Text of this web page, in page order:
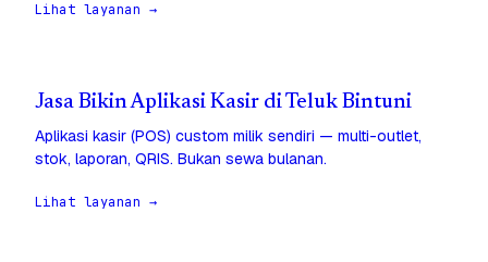
Lihat layanan →
Jasa Bikin Aplikasi Kasir di Teluk Bintuni
Aplikasi kasir (POS) custom milik sendiri — multi-outlet,
stok, laporan, QRIS. Bukan sewa bulanan.
Lihat layanan →